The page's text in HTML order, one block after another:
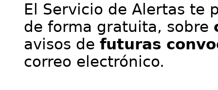
El Servicio de Alertas te
de forma gratuita, sobre
avisos de futuras
correo electrónico.